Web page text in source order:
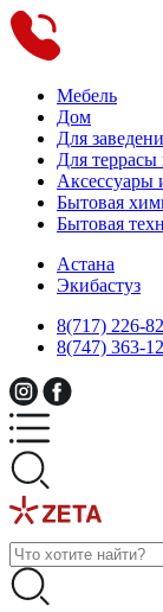
Мебель
Дом
Для
Для террасы
Аксессуары
Бытовая
Бытовая
Астана
Экибастуз
8(717) 226-
8(747) 363-